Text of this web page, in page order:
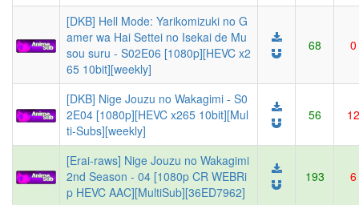
[DKB] Hell Mode: Yarikomizuki no G
amer wa Hai Settei no Isekai de Mu
sou suru - S02E06 [1080p][HEVC x2
65 10bit][weekly]
68 0
[DKB] Nige Jouzu no Wakagimi - S0
2E04 [1080p][HEVC x265 10bit][Mul
ti-Subs][weekly]
56 12
[Erai-raws] Nige Jouzu no Wakagimi
2nd Season - 04 [1080p CR WEBRi
p HEVC AAC][MultiSub][36ED7962]
193 6